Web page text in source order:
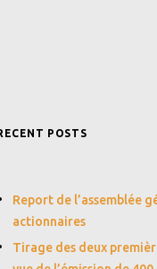
POSTS
Report de l’assemblée
actionnaires
Tirage des deux